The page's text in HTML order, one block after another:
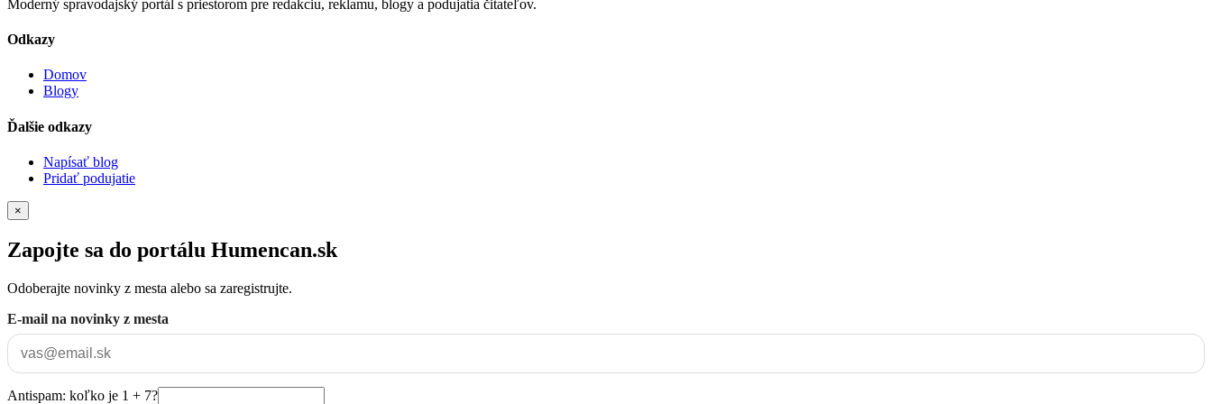
Moderný spravodajský portál s priestorom pre redakciu, reklamu, blogy a podujatia čitateľov.
Odkazy
Domov
Blogy
Ďalšie odkazy
Napísať blog
Pridať podujatie
×
Zapojte sa do portálu Humencan.sk
Odoberajte novinky z mesta alebo sa zaregistrujte.
E-mail na novinky z mesta
Antispam: koľko je 1 + 7?